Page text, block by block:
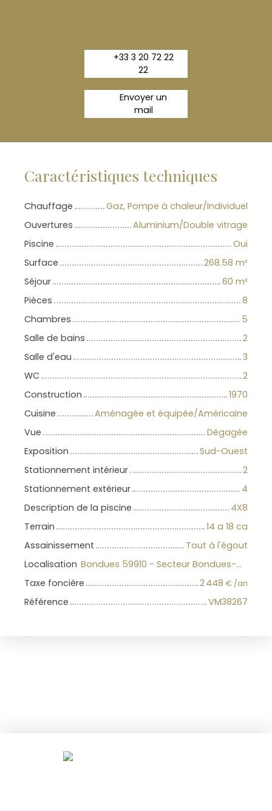
+33 3 20 72 22
22
Envoyer un
mail
Caractéristiques techniques
Chauffage
Gaz, Pompe à chaleur/Individuel
Ouvertures
Aluminium/Double vitrage
Piscine
Oui
Surface
268.58 m²
Séjour
60 m²
Pièces
8
Chambres
5
Salle de bains
2
Salle d'eau
3
WC
2
Construction
1970
Cuisine
Aménagée et équipée/Américaine
Vue
Dégagée
Exposition
Sud-Ouest
Stationnement intérieur
2
Stationnement extérieur
4
Description de la piscine
4X8
Terrain
14 a 18 ca
Assainissement
Tout à l'égout
Localisation
Bondues 59910 - Secteur Bondues-Wambr-Roncq
Taxe foncière
2 448 € /an
Référence VM38267